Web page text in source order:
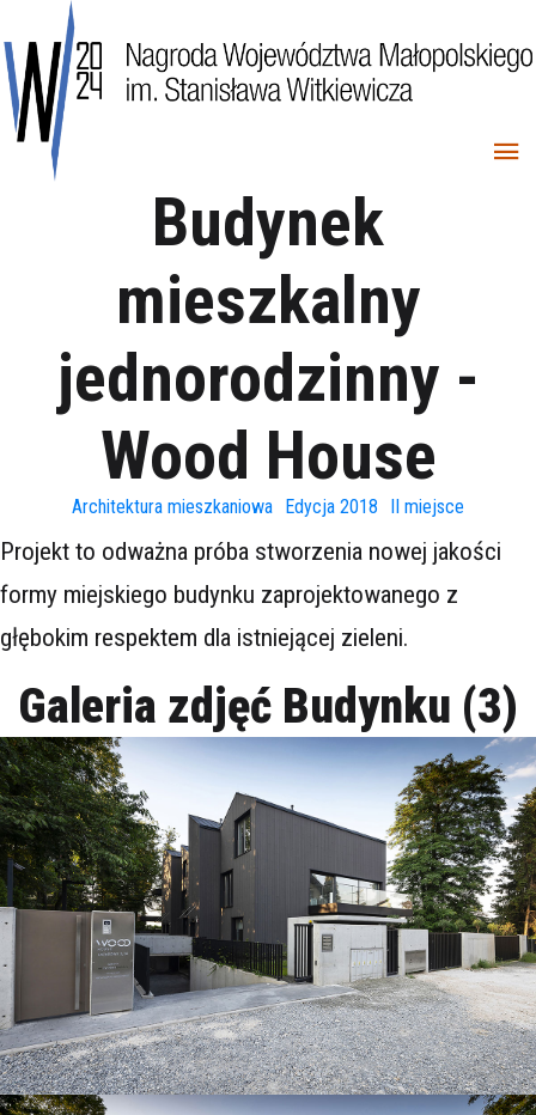
Budynek
mieszkalny
jednorodzinny -
Wood House
Architektura mieszkaniowa Edycja 2018 II miejsce
Projekt to odważna próba stworzenia nowej jakości
formy miejskiego budynku zaprojektowanego z
głębokim respektem dla istniejącej zieleni.
Galeria zdjęć Budynku (3)